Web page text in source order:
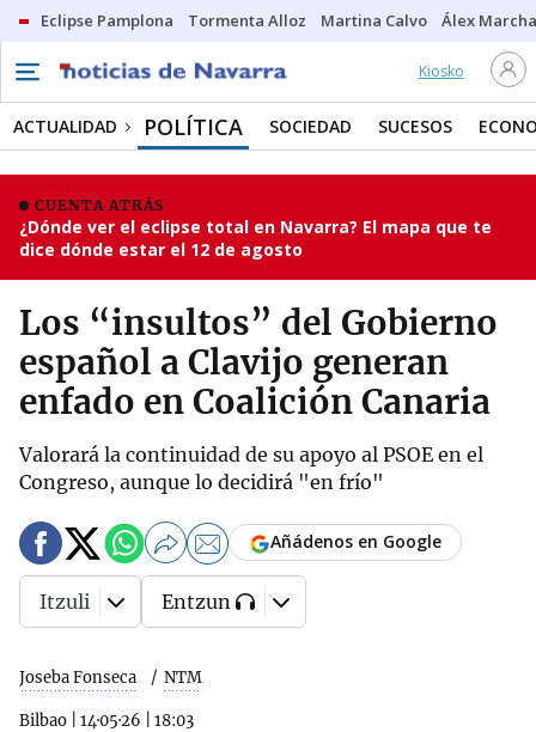
Eclipse Pamplona Tormenta Alloz Martina Calvo Álex
Kiosko
ACTUALIDAD POLÍTICA SOCIEDAD SUCESOS
CUENTA ATRÁS
¿Dónde ver el eclipse total en Navarra? El mapa que te
dice dónde estar el 12 de agosto
Los “insultos” del Gobierno
español a Clavijo generan
enfado en Coalición Canaria
Valorará la continuidad de su apoyo al PSOE en el
Congreso, aunque lo decidirá "en frío"
Joseba Fonseca NTM
Bilbao 14·05·26 18:03
Añádenos en Google
Itzuli Entzun